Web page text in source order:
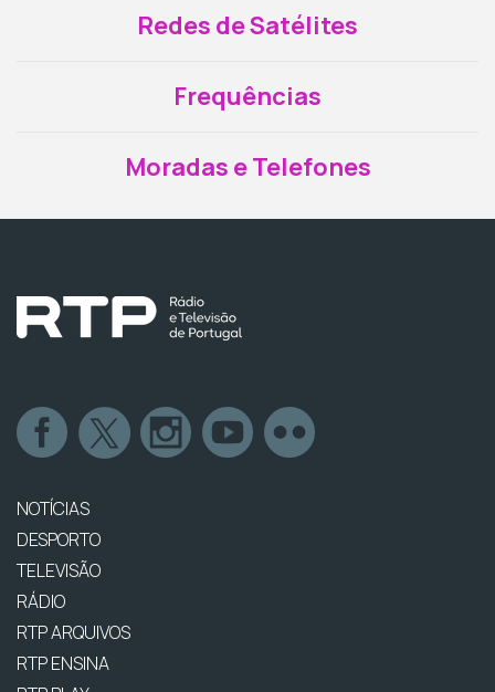
Redes de Satélites
Frequências
Moradas e Telefones
NOTÍCIAS
DESPORTO
TELEVISÃO
RÁDIO
RTP ARQUIVOS
RTP ENSINA